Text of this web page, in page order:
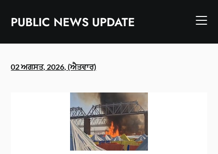
contentPUBLIC NEWS UPDATE
02 ਅਗਸਤ, 2026, (ਐਤਵਾਰ)